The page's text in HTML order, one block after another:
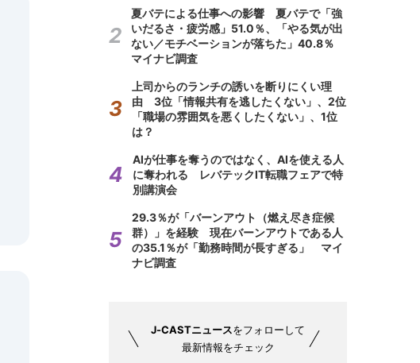
夏バテによる仕事への影響 夏バテで「強
いだるさ・疲労感」51.0％、「やる気が出
ない／モチベーションが落ちた」40.8％
マイナビ調査
上司からのランチの誘いを断りにくい理
由 3位「情報共有を逃したくない」、2位
「職場の雰囲気を悪くしたくない」、1位
は？
AIが仕事を奪うのではなく、AIを使える人
に奪われる レバテックIT転職フェアで特
別講演会
29.3％が「バーンアウト（燃え尽き症候
群）」を経験 現在バーンアウトである人
の35.1％が「勤務時間が長すぎる」 マイ
ナビ調査
J-CASTニュースをフォローして
最新情報をチェック